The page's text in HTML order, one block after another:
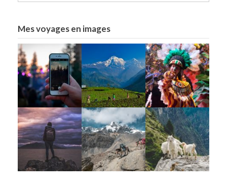
Mes voyages en images